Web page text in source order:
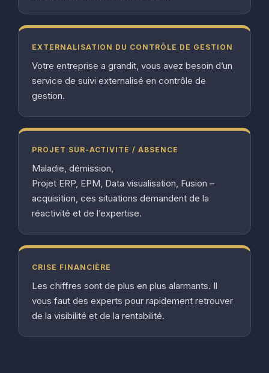
EXTERNALISATION DU CONTRÔLE DE GESTION
Votre entreprise a grandit, vous avez besoin d’un
service de suivi externalisé en contrôle de
gestion.
PROJET SUR-ACTIVITÉ / ABSENCE
Maladie, démission,
Projet ERP, EPM, Data visualisation, Fusion –
acquisition, ces situations demandent de la
réactivité et de l’expertise.
CRISE FINANCIÈRE
Les chiffres sont de plus en plus alarmants. Il
vous faut des experts pour rapidement retrouver
de la visibilité et de la rentabilité.